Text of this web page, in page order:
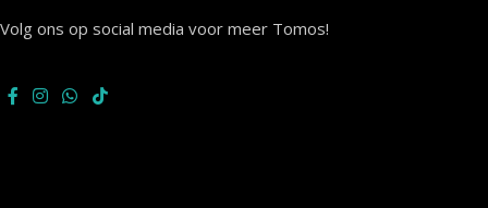
Volg ons op social media voor meer Tomos!